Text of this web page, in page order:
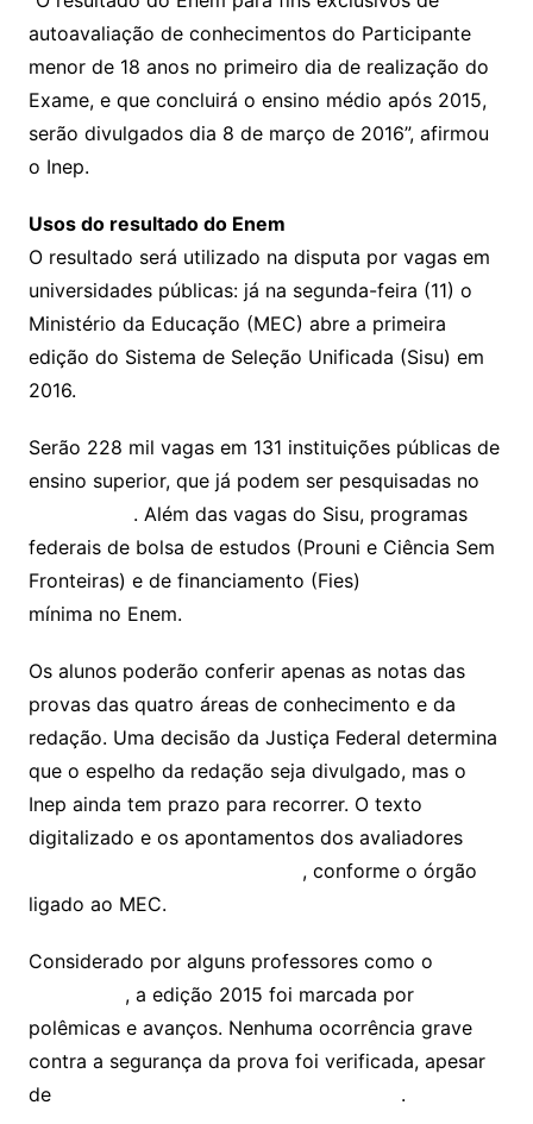
autoavaliação de conhecimentos do Participante
menor de 18 anos no primeiro dia de realização do
Exame, e que concluirá o ensino médio após 2015,
serão divulgados dia 8 de março de 2016”, afirmou
o Inep.
Usos do resultado do Enem
O resultado será utilizado na disputa por vagas em
universidades públicas: já na segunda-feira (11) o
Ministério da Educação (MEC) abre a primeira
edição do Sistema de Seleção Unificada (Sisu) em
2016.
Serão 228 mil vagas em 131 instituições públicas de
ensino superior, que já podem ser pesquisadas no
. Além das vagas do Sisu, programas
federais de bolsa de estudos (Prouni e Ciência Sem
Fronteiras) e de financiamento (Fies)
mínima no Enem.
Os alunos poderão conferir apenas as notas das
provas das quatro áreas de conhecimento e da
redação. Uma decisão da Justiça Federal determina
que o espelho da redação seja divulgado, mas o
Inep ainda tem prazo para recorrer. O texto
digitalizado e os apontamentos dos avaliadores
, conforme o órgão
ligado ao MEC.
Considerado por alguns professores como o
, a edição 2015 foi marcada por
polêmicas e avanços. Nenhuma ocorrência grave
contra a segurança da prova foi verificada, apesar
de
.